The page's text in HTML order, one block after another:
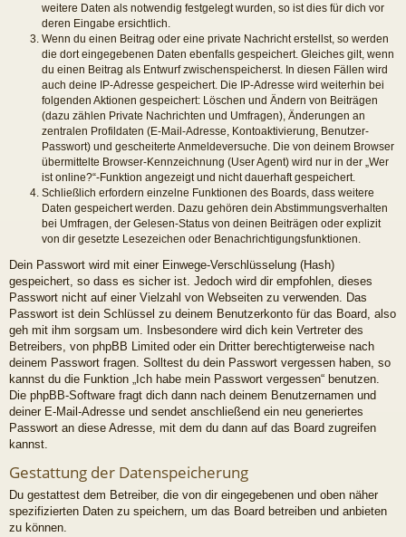
weitere Daten als notwendig festgelegt wurden, so ist dies für dich vor
deren Eingabe ersichtlich.
Wenn du einen Beitrag oder eine private Nachricht erstellst, so werden
die dort eingegebenen Daten ebenfalls gespeichert. Gleiches gilt, wenn
du einen Beitrag als Entwurf zwischenspeicherst. In diesen Fällen wird
auch deine IP-Adresse gespeichert. Die IP-Adresse wird weiterhin bei
folgenden Aktionen gespeichert: Löschen und Ändern von Beiträgen
(dazu zählen Private Nachrichten und Umfragen), Änderungen an
zentralen Profildaten (E-Mail-Adresse, Kontoaktivierung, Benutzer-
Passwort) und gescheiterte Anmeldeversuche. Die von deinem Browser
übermittelte Browser-Kennzeichnung (User Agent) wird nur in der „Wer
ist online?“-Funktion angezeigt und nicht dauerhaft gespeichert.
Schließlich erfordern einzelne Funktionen des Boards, dass weitere
Daten gespeichert werden. Dazu gehören dein Abstimmungsverhalten
bei Umfragen, der Gelesen-Status von deinen Beiträgen oder explizit
von dir gesetzte Lesezeichen oder Benachrichtigungsfunktionen.
Dein Passwort wird mit einer Einwege-Verschlüsselung (Hash)
gespeichert, so dass es sicher ist. Jedoch wird dir empfohlen, dieses
Passwort nicht auf einer Vielzahl von Webseiten zu verwenden. Das
Passwort ist dein Schlüssel zu deinem Benutzerkonto für das Board, also
geh mit ihm sorgsam um. Insbesondere wird dich kein Vertreter des
Betreibers, von phpBB Limited oder ein Dritter berechtigterweise nach
deinem Passwort fragen. Solltest du dein Passwort vergessen haben, so
kannst du die Funktion „Ich habe mein Passwort vergessen“ benutzen.
Die phpBB-Software fragt dich dann nach deinem Benutzernamen und
deiner E-Mail-Adresse und sendet anschließend ein neu generiertes
Passwort an diese Adresse, mit dem du dann auf das Board zugreifen
kannst.
Gestattung der Datenspeicherung
Du gestattest dem Betreiber, die von dir eingegebenen und oben näher
spezifizierten Daten zu speichern, um das Board betreiben und anbieten
zu können.